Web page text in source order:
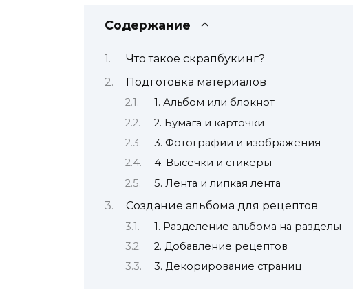
Содержание
Что такое скрапбукинг?
Подготовка материалов
1. Альбом или блокнот
2. Бумага и карточки
3. Фотографии и изображения
4. Высечки и стикеры
5. Лента и липкая лента
Создание альбома для рецептов
1. Разделение альбома на разделы
2. Добавление рецептов
3. Декорирование страниц